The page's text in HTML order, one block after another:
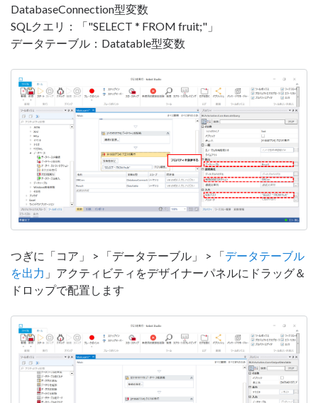
DatabaseConnection型変数
SQLクエリ：「"SELECT * FROM fruit;"」
データテーブル：Datatable型変数
つぎに「コア」 > 「データテーブル」 > 「データテーブル
を出力 」アクティビティをデザイナーパネルにドラッグ＆
ドロップで配置します